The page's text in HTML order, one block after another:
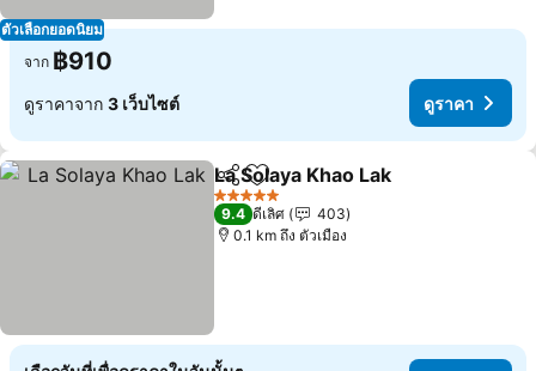
ตัวเลือกยอดนิยม
จาก ฿910
ดูราคาจาก 3 เว็บไซต์ ดูราคา
แชร์ เพิ่มในรายการโปรด
La Solaya Khao Lak
5 ดาว
9.4 ดีเลิศ
403
0.1 km ถึง ตัวเมือง